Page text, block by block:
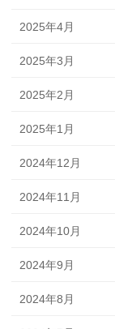
2025年4月
2025年3月
2025年2月
2025年1月
2024年12月
2024年11月
2024年10月
2024年9月
2024年8月